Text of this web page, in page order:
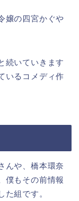
嬢の四宮かぐや
続いていきます
いるコメディ作
んや、橋本環奈
僕もその前情報
た組です。